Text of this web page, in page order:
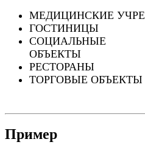
МЕДИЦИНСКИЕ
ГОСТИНИЦЫ
СОЦИАЛЬНЫЕ
ОБЪЕКТЫ
РЕСТОРАНЫ
ТОРГОВЫЕ ОБЪЕКТЫ
Пример